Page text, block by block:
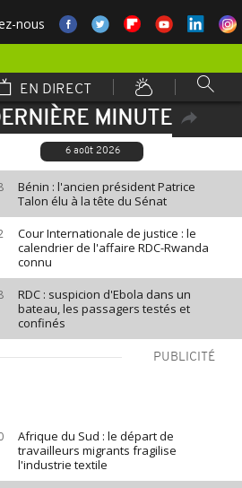
nous
EN DIRECT
MINUTE
6 août 2026
Bénin : l'ancien président Patrice
Talon élu à la tête du Sénat
Cour Internationale de justice : le
calendrier de l'affaire RDC-Rwanda
connu
RDC : suspicion d'Ebola dans un
bateau, les passagers testés et
confinés
PUBLICITÉ
Afrique du Sud : le départ de
travailleurs migrants fragilise
l'industrie textile